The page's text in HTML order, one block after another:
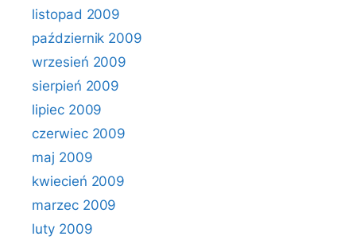
listopad 2009
październik 2009
wrzesień 2009
sierpień 2009
lipiec 2009
czerwiec 2009
maj 2009
kwiecień 2009
marzec 2009
luty 2009